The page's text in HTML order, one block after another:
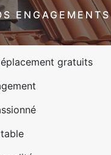
ENGAGEMENTS
gratuits